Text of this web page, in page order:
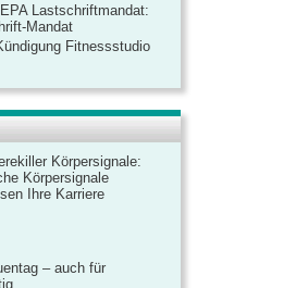
Lastschriftmandat:
Mandat
Fitnessstudio
Körpersignale:
Körpersignale
Ihre Karriere
– auch für